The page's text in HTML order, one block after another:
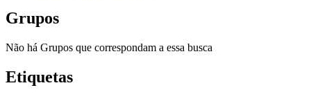
Grupos
Não há Grupos que correspondam a essa busca
Etiquetas